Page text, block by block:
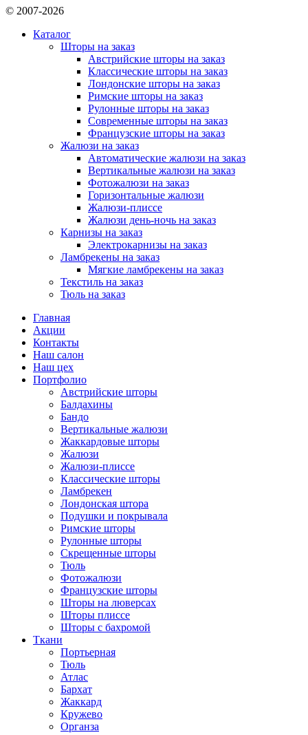
© 2007-2026
Каталог
Шторы на заказ
Австрийские шторы на заказ
Классические шторы на заказ
Лондонские шторы на заказ
Римские шторы на заказ
Рулонные шторы на заказ
Современные шторы на заказ
Французские шторы на заказ
Жалюзи на заказ
Автоматические жалюзи на заказ
Вертикальные жалюзи на заказ
Фотожалюзи на заказ
Горизонтальные жалюзи
Жалюзи-плиссе
Жалюзи день-ночь на заказ
Карнизы на заказ
Электрокарнизы на заказ
Ламбрекены на заказ
Мягкие ламбрекены на заказ
Текстиль на заказ
Тюль на заказ
Главная
Акции
Контакты
Наш салон
Наш цех
Портфолио
Австрийские шторы
Балдахины
Бандо
Вертикальные жалюзи
Жаккардовые шторы
Жалюзи
Жалюзи-плиссе
Классические шторы
Ламбрекен
Лондонская штора
Подушки и покрывала
Римские шторы
Рулонные шторы
Скрещенные шторы
Тюль
Фотожалюзи
Французские шторы
Шторы на люверсах
Шторы плиссе
Шторы с бахромой
Ткани
Портьерная
Тюль
Атлас
Бархат
Жаккард
Кружево
Органза